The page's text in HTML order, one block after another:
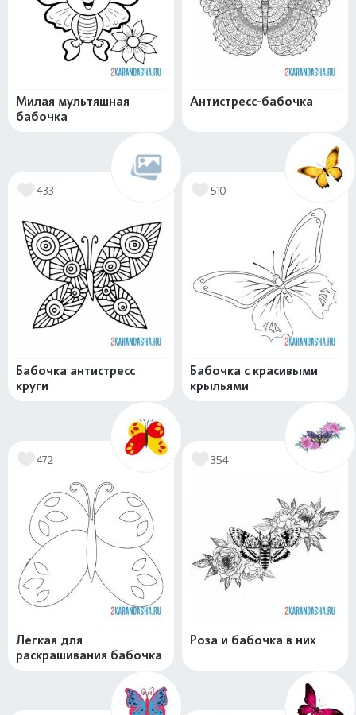
Милая мультяшная
бабочка
Антистресс-бабочка
433
Бабочка антистресс
круги
510
Бабочка с красивыми
крыльями
472
Легкая для
раскрашивания бабочка
354
Роза и бабочка в них